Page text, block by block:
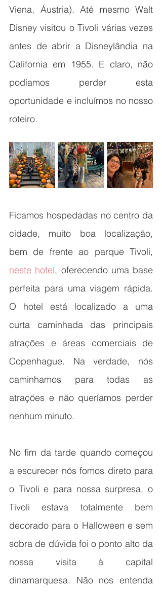
Viena, Áustria). Até mesmo Walt
Disney visitou o Tivoli várias vezes
antes de abrir a Disneylândia na
California em 1955. E claro, não
podíamos perder esta
oportunidade e incluímos no nosso
roteiro.
Ficamos hospedadas no centro da
cidade, muito boa localização,
neste hotel, oferecendo uma base
perfeita para uma viagem rápida.
O hotel está localizado a uma
curta caminhada das principais
atrações e áreas comerciais de
Copenhague. Na verdade, nós
caminhamos para todas as
atrações e não queríamos perder
nenhum minuto.
No fim da tarde quando começou
a escurecer nós fomos direto para
o Tivoli e para nossa surpresa, o
Tivoli estava totalmente bem
decorado para o Halloween e sem
sobra de dúvida foi o ponto alto da
nossa visita à capital
dinamarquesa. Não nos entenda